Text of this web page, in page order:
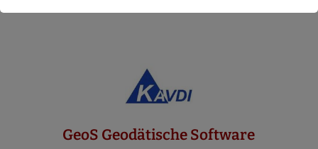
GeoS Geodätische Software